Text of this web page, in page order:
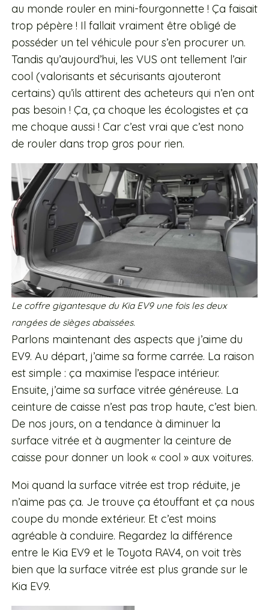
au monde rouler en mini-fourgonnette ! Ça faisait
trop pépère ! Il fallait vraiment être obligé de
posséder un tel véhicule pour s’en procurer un.
Tandis qu’aujourd’hui, les VUS ont tellement l’air
cool (valorisants et sécurisants ajouteront
certains) qu’ils attirent des acheteurs qui n’en ont
pas besoin ! Ça, ça choque les écologistes et ça
me choque aussi ! Car c’est vrai que c’est nono
de rouler dans trop gros pour rien.
Le coffre gigantesque du Kia EV9 une fois les deux
rangées de sièges abaissées.
Parlons maintenant des aspects que j’aime du
EV9. Au départ, j’aime sa forme carrée. La raison
est simple : ça maximise l’espace intérieur.
Ensuite, j’aime sa surface vitrée généreuse. La
ceinture de caisse n’est pas trop haute, c’est bien.
De nos jours, on a tendance à diminuer la
surface vitrée et à augmenter la ceinture de
caisse pour donner un look « cool » aux voitures.
Moi quand la surface vitrée est trop réduite, je
n’aime pas ça. Je trouve ça étouffant et ça nous
coupe du monde extérieur. Et c’est moins
agréable à conduire. Regardez la différence
entre le Kia EV9 et le Toyota RAV4, on voit très
bien que la surface vitrée est plus grande sur le
Kia EV9.